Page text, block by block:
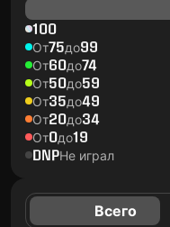
100
От75до99
От60до74
От50до59
От35до49
От20до34
От0до19
DNPНе играл
Всего